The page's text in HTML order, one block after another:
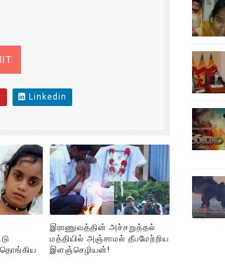
நீதி கேட்டு நடைபெற்ற கவனயீர்ப்புப்
திரைப்படம் ! எங்கு தெரியுமா?
Linkedin
இராணுவத்தின் அச்சறுத்தல்
மத்தியில் அஞ்சாமல் தீபமேற்றிய
இளஞ்செழியன்!